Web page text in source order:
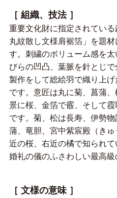
［ 組織、技法 ］
重要文化財に指定されてい
丸紋散し文様肩裾箔」を題
す。刺繍のボリューム感を
びらの凹凸、葉脈を針とじ
製作をして総絵羽で織り上
です。意匠は丸に菊、菖蒲
景に桜、金箔で霰、そして
です。菊、松は長寿、伊勢
蒲、竜胆、宮中紫宸殿（き
近の桜、右近の橘で知られて
婚礼の儀のふさわしい最高級
［ 文様の意味 ］